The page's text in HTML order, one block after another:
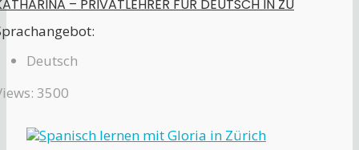
– PRIVATLEHRER FÜR DEUTSCH IN ZÜ
Deutsch
3500